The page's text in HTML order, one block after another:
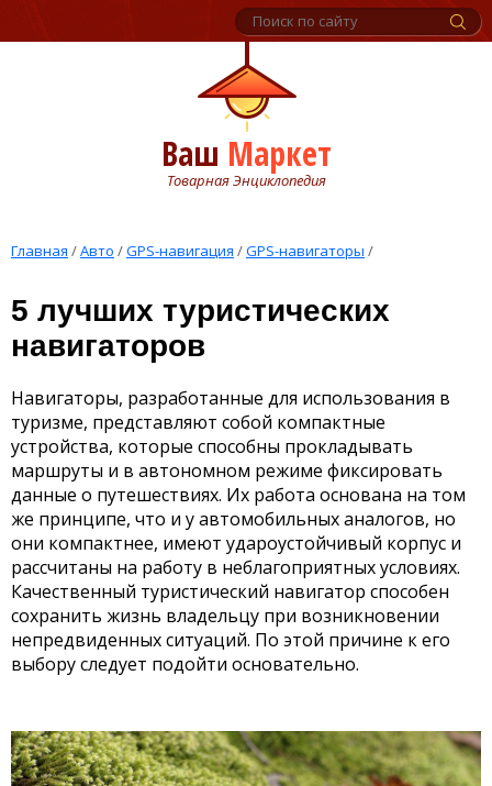
Ваш Маркет
Товарная Энциклопедия
Главная /Авто /GPS-навигация /GPS-навигаторы /
5 лучших туристических
навигаторов
Навигаторы, разработанные для использования в
туризме, представляют собой компактные
устройства, которые способны прокладывать
маршруты и в автономном режиме фиксировать
данные о путешествиях. Их работа основана на том
же принципе, что и у автомобильных аналогов, но
они компактнее, имеют удароустойчивый корпус и
рассчитаны на работу в неблагоприятных условиях.
Качественный туристический навигатор способен
сохранить жизнь владельцу при возникновении
непредвиденных ситуаций. По этой причине к его
выбору следует подойти основательно.